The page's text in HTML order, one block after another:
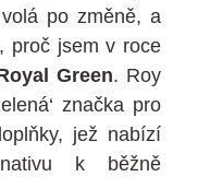
po změně, a
proč jsem v roce
Green. Roy
značka pro
jež nabízí
k běžně